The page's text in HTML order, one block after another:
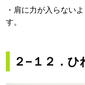
・肩に力が入らない
す。
２−１２．